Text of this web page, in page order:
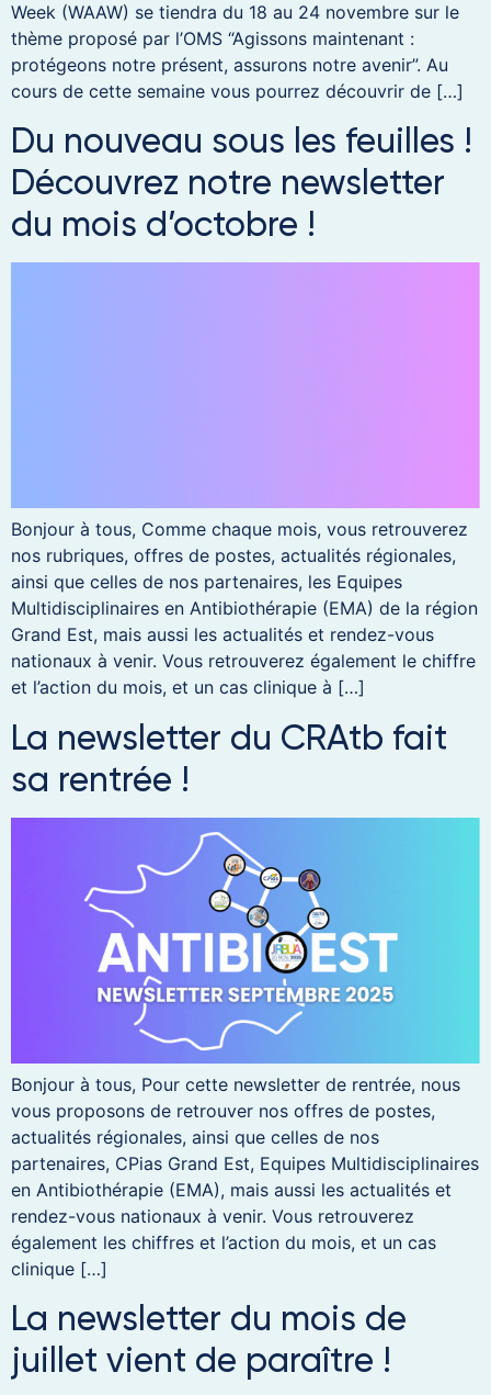
Week (WAAW) se tiendra du 18 au 24 novembre sur le
thème proposé par l’OMS “Agissons maintenant :
protégeons notre présent, assurons notre avenir”. Au
cours de cette semaine vous pourrez découvrir de […]
Du nouveau sous les feuilles !
Découvrez notre newsletter
du mois d’octobre !
Bonjour à tous, Comme chaque mois, vous retrouverez
nos rubriques, offres de postes, actualités régionales,
ainsi que celles de nos partenaires, les Equipes
Multidisciplinaires en Antibiothérapie (EMA) de la région
Grand Est, mais aussi les actualités et rendez-vous
nationaux à venir. Vous retrouverez également le chiffre
et l’action du mois, et un cas clinique à […]
La newsletter du CRAtb fait
sa rentrée !
Bonjour à tous, Pour cette newsletter de rentrée, nous
vous proposons de retrouver nos offres de postes,
actualités régionales, ainsi que celles de nos
partenaires, CPias Grand Est, Equipes Multidisciplinaires
en Antibiothérapie (EMA), mais aussi les actualités et
rendez-vous nationaux à venir. Vous retrouverez
également les chiffres et l’action du mois, et un cas
clinique […]
La newsletter du mois de
juillet vient de paraître !